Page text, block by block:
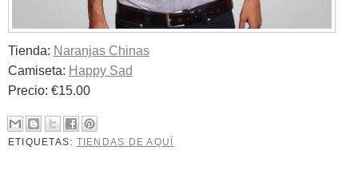
Tienda: Naranjas Chinas
Camiseta: Happy Sad
Precio: €15.00
ETIQUETAS: TIENDAS DE AQUÍ